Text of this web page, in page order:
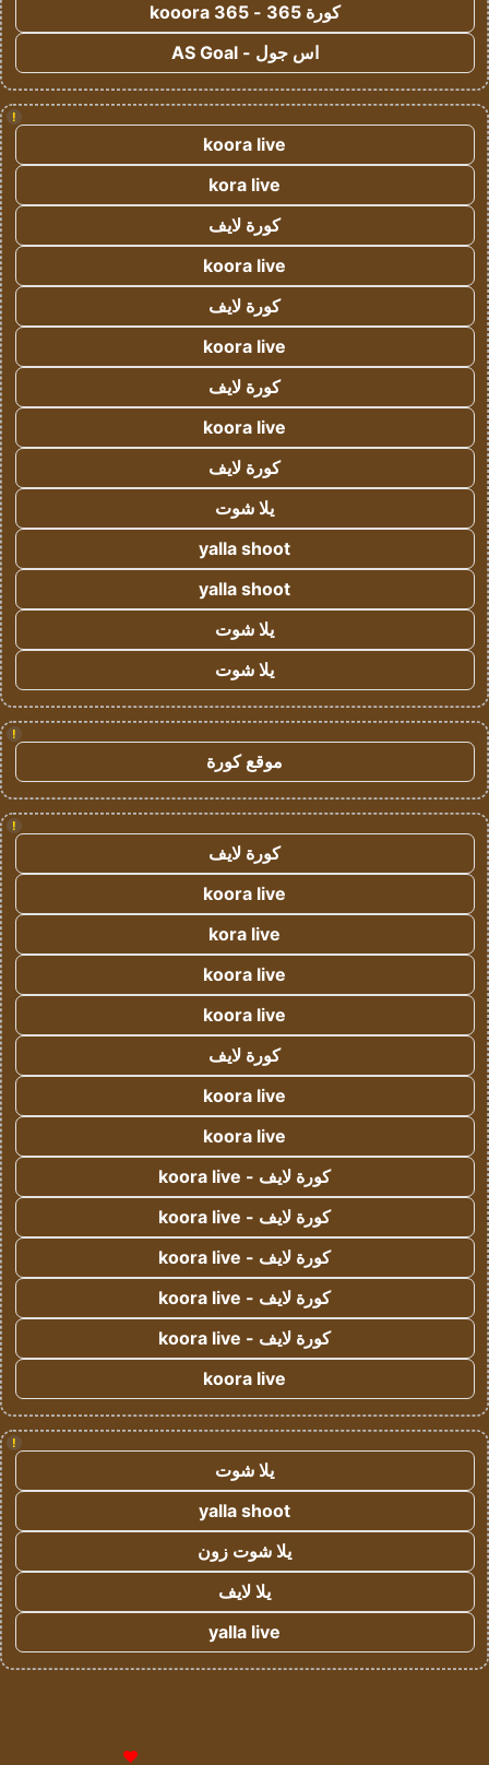
كورة 365 - kooora 365
اس جول - AS Goal
!
koora live
kora live
كورة لايف
koora live
كورة لايف
koora live
كورة لايف
koora live
كورة لايف
يلا شوت
yalla shoot
yalla shoot
يلا شوت
يلا شوت
!
موقع كورة
!
كورة لايف
koora live
kora live
koora live
koora live
كورة لايف
koora live
koora live
كورة لايف - koora live
كورة لايف - koora live
كورة لايف - koora live
كورة لايف - koora live
كورة لايف - koora live
koora live
!
يلا شوت
yalla shoot
يلا شوت زون
يلا لايف
yalla live